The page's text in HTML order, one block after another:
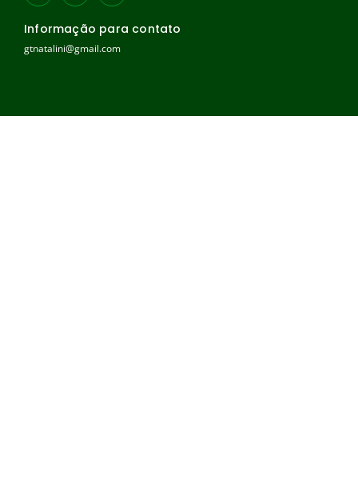
Informação para contato
gtnatalini@gmail.com